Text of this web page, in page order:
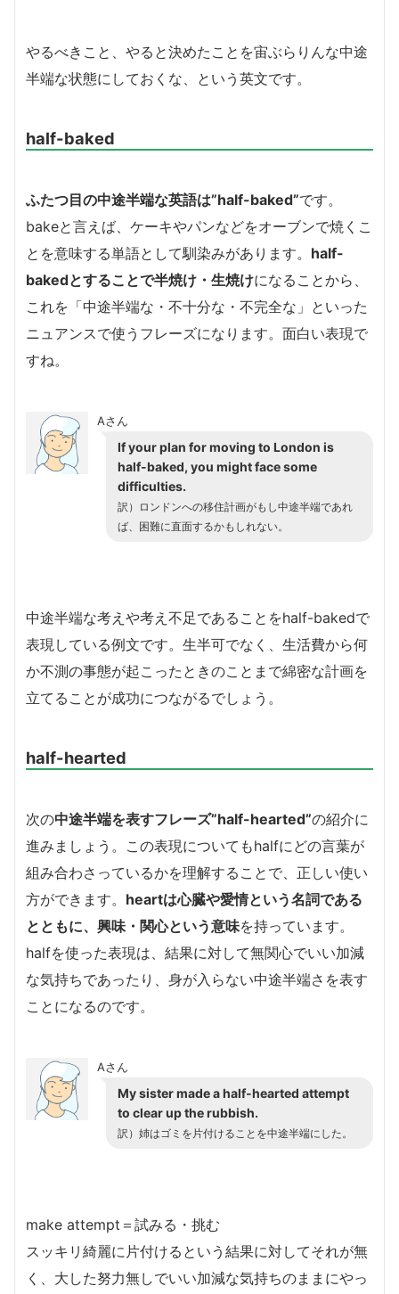
やるべきこと、やると決めたことを宙ぶらりんな中途
半端な状態にしておくな、という英文です。
half-baked
ふたつ目の中途半端な英語は”half-baked”です。
bakeと言えば、ケーキやパンなどをオーブンで焼くこ
とを意味する単語として馴染みがあります。 half-
bakedとすることで半焼け・生焼けになることから、
これを「中途半端な・不十分な・不完全な」といった
ニュアンスで使うフレーズになります。面白い表現で
すね。
Aさん
If your plan for moving to London is
half-baked, you might face some
difficulties.
訳）ロンドンへの移住計画がもし中途半端であれ
ば、困難に直面するかもしれない。
中途半端な考えや考え不足であることをhalf-bakedで
表現している例文です。生半可でなく、生活費から何
か不測の事態が起こったときのことまで綿密な計画を
立てることが成功につながるでしょう。
half-hearted
次の中途半端を表すフレーズ”half-hearted”の紹介に
進みましょう。この表現についてもhalfにどの言葉が
組み合わさっているかを理解することで、正しい使い
方ができます。 heartは心臓や愛情という名詞である
とともに、興味・関心という意味を持っています。
halfを使った表現は、結果に対して無関心でいい加減
な気持ちであったり、身が入らない中途半端さを表す
ことになるのです。
Aさん
My sister made a half-hearted attempt
to clear up the rubbish.
訳）姉はゴミを片付けることを中途半端にした。
make attempt＝試みる・挑む
スッキリ綺麗に片付けるという結果に対してそれが無
く、大した努力無しでいい加減な気持ちのままにやっ